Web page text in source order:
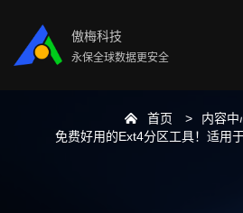
傲梅科技
永保全球数据更安全
首页
内容中
免费好用的Ext4分区工具！适用